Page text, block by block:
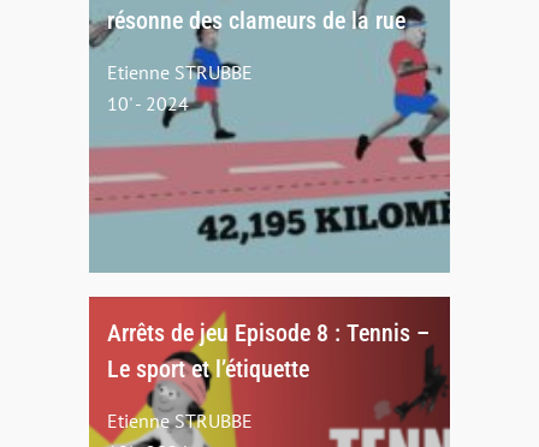
résonne des clameurs de la rue
Etienne STRUBBE
10' - 2024
Arrêts de jeu Episode 8 : Tennis –
Le sport et l’étiquette
Etienne STRUBBE